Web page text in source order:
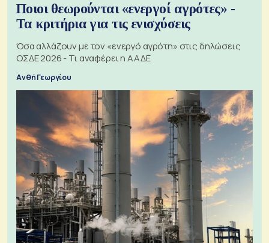
Ποιοι θεωρούνται «ενεργοί αγρότες» -
Τα κριτήρια για τις ενισχύσεις
Όσα αλλάζουν με τον «ενεργό αγρότη» στις δηλώσεις
ΟΣΔΕ 2026 - Τι αναφέρει η ΑΑΔΕ
Ανθή Γεωργίου